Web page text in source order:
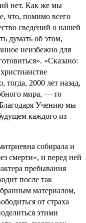
нет. Как же мы
что, помимо всего
сведений о нашей
думать об этом,
неизбежно для
«Сказано:
2000 лет назад,
мира, — то
Благодаря Учению мы
каждого из
собирала и
смерти», и перед ней
пребывания
после так
материалом,
от страха
этими